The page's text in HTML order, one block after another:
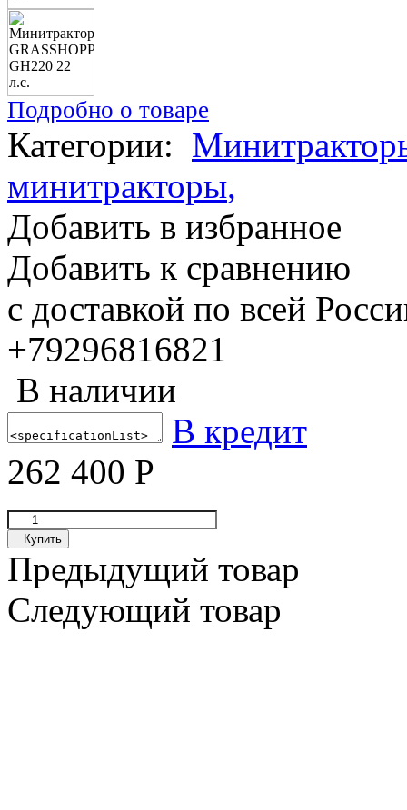
Подробно о товаре
Категории:
минитракторы,
Добавить в избранное
Добавить к сравнению
с доставкой по всей
+79296816821
В наличии
В кредит
262 400 Р
Купить
Предыдущий товар
Следующий товар